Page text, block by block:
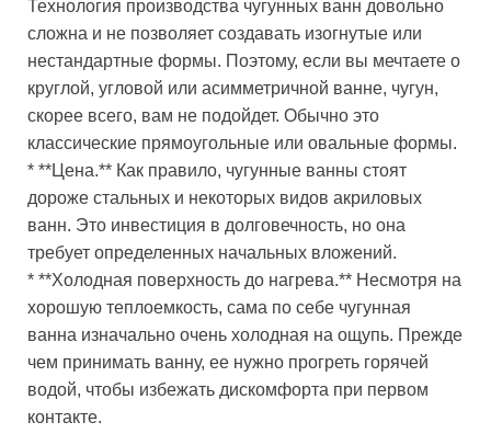
Технология производства чугунных ванн довольно
сложна и не позволяет создавать изогнутые или
нестандартные формы. Поэтому, если вы мечтаете о
круглой, угловой или асимметричной ванне, чугун,
скорее всего, вам не подойдет. Обычно это
классические прямоугольные или овальные формы.
* **Цена.** Как правило, чугунные ванны стоят
дороже стальных и некоторых видов акриловых
ванн. Это инвестиция в долговечность, но она
требует определенных начальных вложений.
* **Холодная поверхность до нагрева.** Несмотря на
хорошую теплоемкость, сама по себе чугунная
ванна изначально очень холодная на ощупь. Прежде
чем принимать ванну, ее нужно прогреть горячей
водой, чтобы избежать дискомфорта при первом
контакте.